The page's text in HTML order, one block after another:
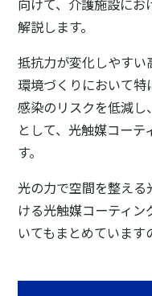
解説します。
抵抗力が変化しやすい
環境づくりにおいて特
感染のリスクを低減
として、光触媒コー
す。
光の力で空間を整え
ける光触媒コーティ
いてもまとめています